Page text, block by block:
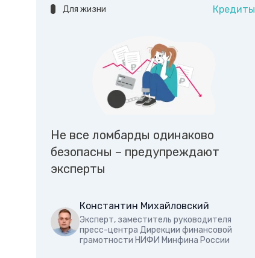
Для жизни Кредиты
Не все ломбарды одинаково
безопасны – предупреждают
эксперты
Константин Михайловский
Эксперт, заместитель руководителя
пресс-центра Дирекции финансовой
грамотности НИФИ Минфина России